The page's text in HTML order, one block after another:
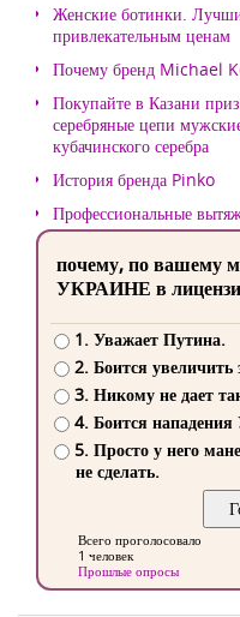
Женские ботинки.
привлекательным ценам
Почему бренд Michael
Покупайте в Казани
серебряные цепи
кубачинского серебра
История бренда Pinko
Профессиональные
почему, по вашему
УКРАИНЕ в
1. Уважает Путина.
2. Боится
3. Никому не дает
4. Боится
5. Просто у него
не сделать.
Всего проголосовало
1 человек
Прошлые опросы